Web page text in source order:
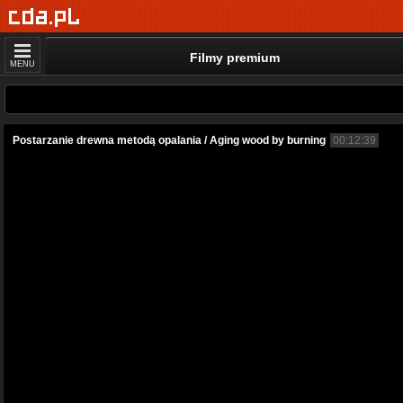
MENU Filmy premium
Postarzanie drewna metodą opalania / Aging wood by burning 00:12:39